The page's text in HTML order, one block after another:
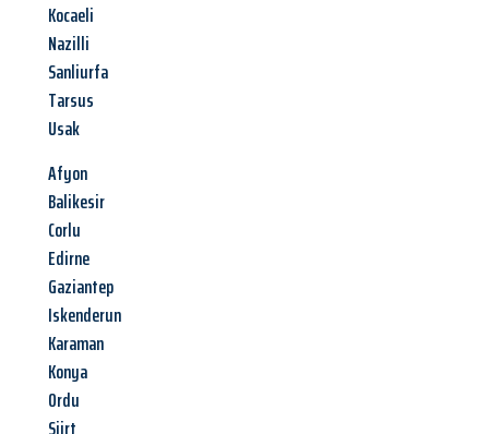
Kocaeli
Nazilli
Sanliurfa
Tarsus
Usak
Afyon
Balikesir
Corlu
Edirne
Gaziantep
Iskenderun
Karaman
Konya
Ordu